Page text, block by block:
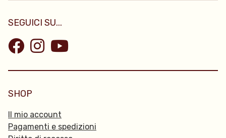
SEGUICI SU...
SHOP
Il mio account
Pagamenti e spedizioni